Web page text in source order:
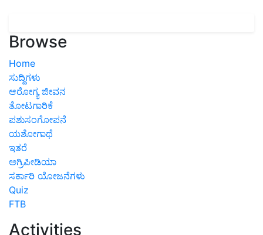
Browse
Home
ಸುದ್ದಿಗಳು
ಆರೋಗ್ಯ ಜೀವನ
ತೋಟಗಾರಿಕೆ
ಪಶುಸಂಗೋಪನೆ
ಯಶೋಗಾಥೆ
ಇತರೆ
ಅಗ್ರಿಪೀಡಿಯಾ
ಸರ್ಕಾರಿ ಯೋಜನೆಗಳು
Quiz
FTB
Activities